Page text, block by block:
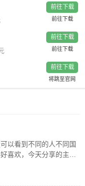
前往下载
前往下载
前往下载
前往下载
前往下载
将跳至官网
以看到不同的人不同国
喜欢，今天分享的主题
用吗？今天介绍的软件